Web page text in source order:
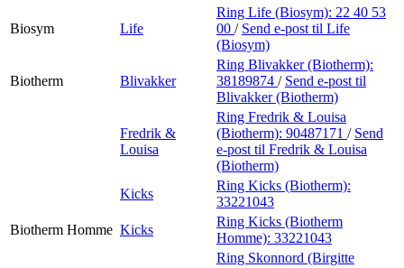
Biosym Life
Ring Life (Biosym): 22 40 53
00 / Send e-post til Life
(Biosym)
Biotherm Blivakker
Ring Blivakker (Biotherm):
38189874 / Send e-post til
Blivakker (Biotherm)
Fredrik &
Louisa
Ring Fredrik & Louisa
(Biotherm): 90487171 / Send
e-post til Fredrik & Louisa
(Biotherm)
Kicks
Ring Kicks (Biotherm):
33221043
Biotherm Homme Kicks
Ring Kicks (Biotherm
Homme): 33221043
Ring Skonnord (Birgitte